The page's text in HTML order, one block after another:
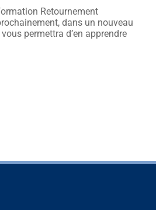
Retournement
dans un nouveau
permettra d’en apprendre